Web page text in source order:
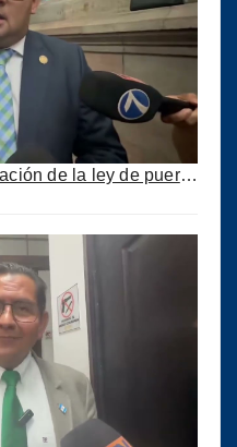
La importancia de la aprobación de la ley de puertos